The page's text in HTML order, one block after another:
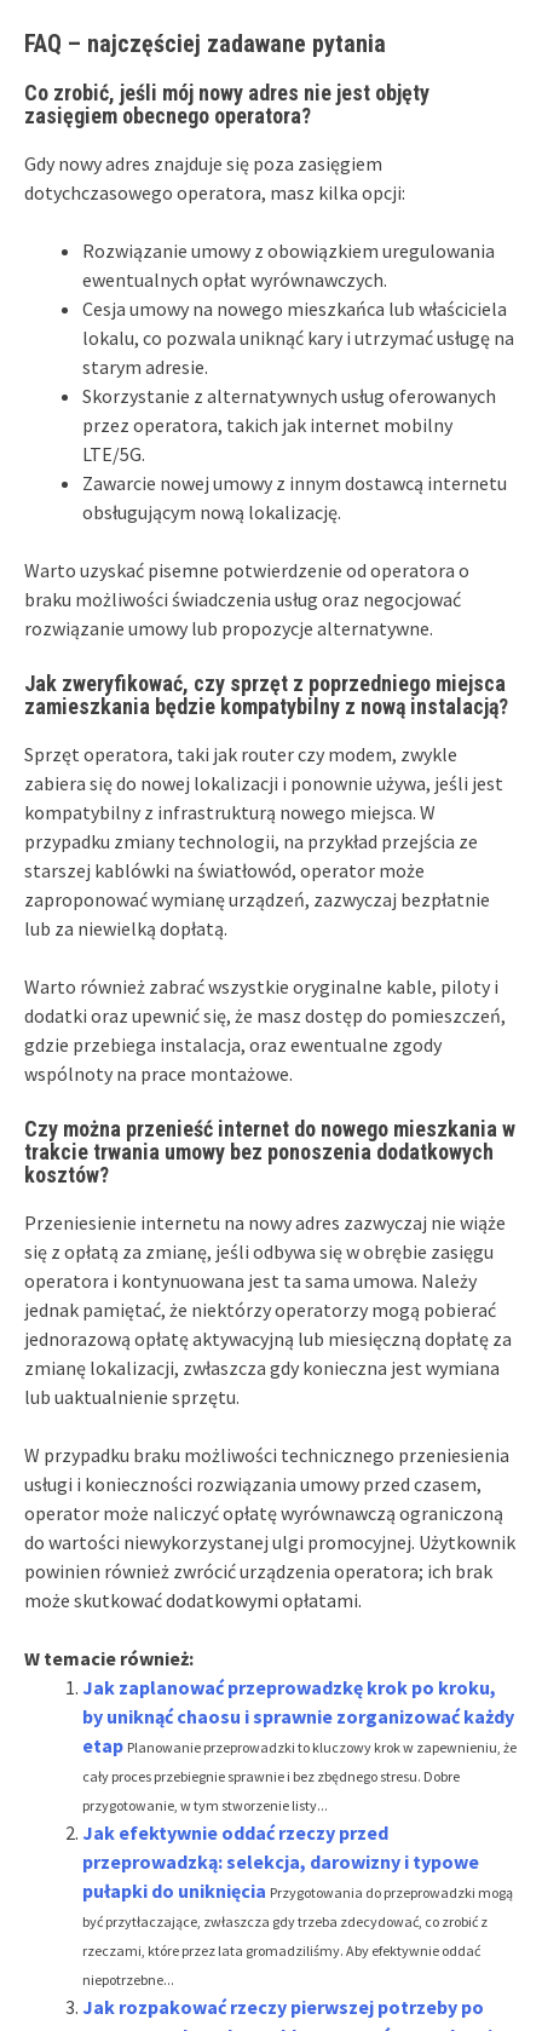
FAQ – najczęściej zadawane pytania
Co zrobić, jeśli mój nowy adres nie jest objęty
zasięgiem obecnego operatora?
Gdy nowy adres znajduje się poza zasięgiem
dotychczasowego operatora, masz kilka opcji:
Rozwiązanie umowy z obowiązkiem uregulowania
ewentualnych opłat wyrównawczych.
Cesja umowy na nowego mieszkańca lub właściciela
lokalu, co pozwala uniknąć kary i utrzymać usługę na
starym adresie.
Skorzystanie z alternatywnych usług oferowanych
przez operatora, takich jak internet mobilny
LTE/5G.
Zawarcie nowej umowy z innym dostawcą internetu
obsługującym nową lokalizację.
Warto uzyskać pisemne potwierdzenie od operatora o
braku możliwości świadczenia usług oraz negocjować
rozwiązanie umowy lub propozycje alternatywne.
Jak zweryfikować, czy sprzęt z poprzedniego miejsca
zamieszkania będzie kompatybilny z nową instalacją?
Sprzęt operatora, taki jak router czy modem, zwykle
zabiera się do nowej lokalizacji i ponownie używa, jeśli jest
kompatybilny z infrastrukturą nowego miejsca. W
przypadku zmiany technologii, na przykład przejścia ze
starszej kablówki na światłowód, operator może
zaproponować wymianę urządzeń, zazwyczaj bezpłatnie
lub za niewielką dopłatą.
Warto również zabrać wszystkie oryginalne kable, piloty i
dodatki oraz upewnić się, że masz dostęp do pomieszczeń,
gdzie przebiega instalacja, oraz ewentualne zgody
wspólnoty na prace montażowe.
Czy można przenieść internet do nowego mieszkania w
trakcie trwania umowy bez ponoszenia dodatkowych
kosztów?
Przeniesienie internetu na nowy adres zazwyczaj nie wiąże
się z opłatą za zmianę, jeśli odbywa się w obrębie zasięgu
operatora i kontynuowana jest ta sama umowa. Należy
jednak pamiętać, że niektórzy operatorzy mogą pobierać
jednorazową opłatę aktywacyjną lub miesięczną dopłatę za
zmianę lokalizacji, zwłaszcza gdy konieczna jest wymiana
lub uaktualnienie sprzętu.
W przypadku braku możliwości technicznego przeniesienia
usługi i konieczności rozwiązania umowy przed czasem,
operator może naliczyć opłatę wyrównawczą ograniczoną
do wartości niewykorzystanej ulgi promocyjnej. Użytkownik
powinien również zwrócić urządzenia operatora; ich brak
może skutkować dodatkowymi opłatami.
W temacie również:
Jak zaplanować przeprowadzkę krok po kroku,
by uniknąć chaosu i sprawnie zorganizować każdy
etap Planowanie przeprowadzki to kluczowy krok w zapewnieniu, że
cały proces przebiegnie sprawnie i bez zbędnego stresu. Dobre
przygotowanie, w tym stworzenie listy...
Jak efektywnie oddać rzeczy przed
przeprowadzką: selekcja, darowizny i typowe
pułapki do uniknięcia Przygotowania do przeprowadzki mogą
być przytłaczające, zwłaszcza gdy trzeba zdecydować, co zrobić z
rzeczami, które przez lata gromadziliśmy. Aby efektywnie oddać
niepotrzebne...
Jak rozpakować rzeczy pierwszej potrzeby po